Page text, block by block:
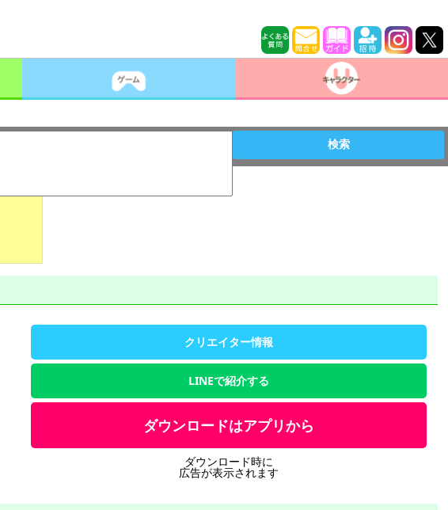
検索
クリエイター情報
LINEで紹介する
ダウンロードはアプリから
ダウンロード時に
広告が表示されます